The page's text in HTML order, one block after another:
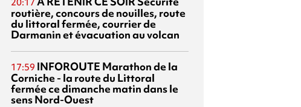
routière, concours de nouilles, route
du littoral fermée, courrier de
Darmanin et évacuation au volcan
17:59 INFOROUTE Marathon de la
Corniche - la route du Littoral
fermée ce dimanche matin dans le
sens Nord-Ouest